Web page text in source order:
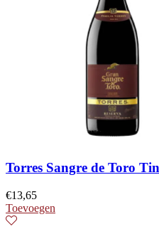
Torres Sangre de Toro
€13,65
Toevoegen